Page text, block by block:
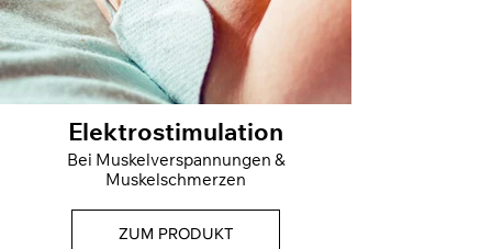
Elektrostimulation
Bei Muskelverspannungen &
Muskelschmerzen
ZUM PRODUKT